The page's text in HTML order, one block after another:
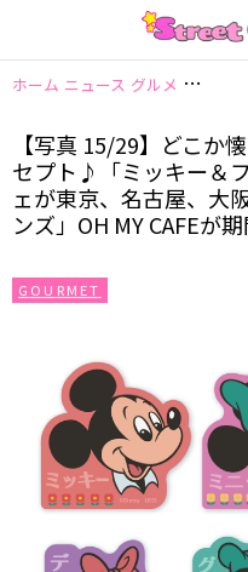
ホーム ニュース グルメ 【写真
【写真 15/29】どこか
セプト♪「ミッキー＆
ェが東京、名古屋、大
ンズ」OH MY CAFEが
GOURMET